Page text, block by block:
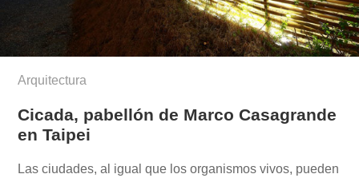
Arquitectura
Cicada, pabellón de Marco Casagrande
en Taipei
Las ciudades, al igual que los organismos vivos, pueden